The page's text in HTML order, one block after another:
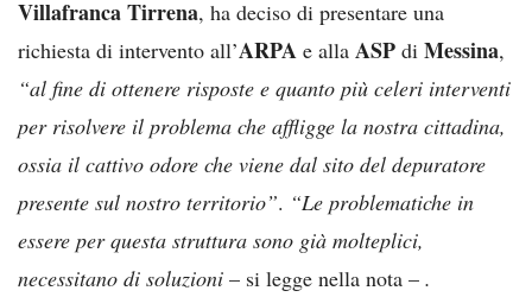
Villafranca Tirrena, ha deciso di presentare una
richiesta di intervento all’ARPA e alla ASP di Messina,
“al fine di ottenere risposte e quanto più celeri interventi
per risolvere il problema che affligge la nostra cittadina,
ossia il cattivo odore che viene dal sito del depuratore
presente sul nostro territorio”. “Le problematiche in
essere per questa struttura sono già molteplici,
necessitano di soluzioni – si legge nella nota – .